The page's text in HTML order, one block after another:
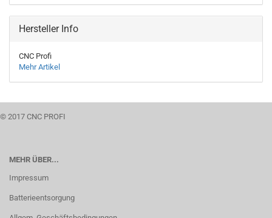
Hersteller Info
CNC Profi
Mehr Artikel
© 2017 CNC PROFI
MEHR ÜBER...
Impressum
Batterieentsorgung